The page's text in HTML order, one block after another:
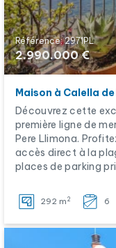
Référence: 2971PL
2.990.000 €
Maison à Calella
Découvrez cette
première ligne de
Pere Llimona.
accès direct à la
places de parking
292 m 2 6